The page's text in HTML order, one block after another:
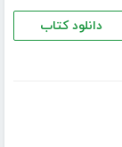
دانلود کتاب